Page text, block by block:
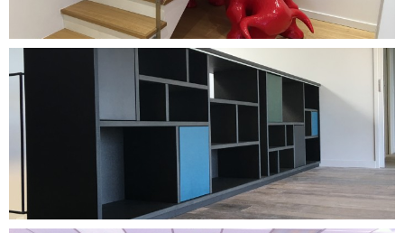
DÉCOUVRIR CE PROJET